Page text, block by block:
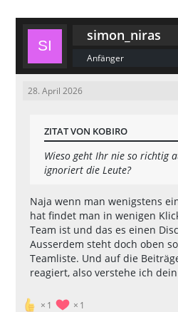
simon_niras
Anfänger
28. April 2026
ZITAT VON KOBIRO
Wieso geht Ihr nie so richtig
ignoriert die Leute?
Naja wenn man wenigstens
hat findet man in wenigen
Team ist und das es einen
Ausserdem steht doch oben
Teamliste. Und auf die
reagiert, also verstehe ich
1 1